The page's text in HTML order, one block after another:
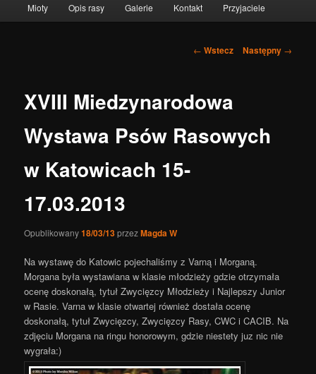
do
Mioty Opis rasy Galerie Kontakt Przyjaciele
Zobacz
← Wstecz Następny →
XVIII Miedzynarodowa
Wystawa Psów Rasowych
w Katowicach 15-
17.03.2013
Opublikowany18/03/13przezMagda W
Na wystawę do Katowic pojechaliśmy z Varną i Morganą.
Morgana była wystawiana w klasie młodzieży gdzie otrzymała
ocenę doskonałą, tytuł Zwycięzcy Młodzieży i Najlepszy Junior
w Rasie. Varna w klasie otwartej również dostała ocenę
doskonałą, tytuł Zwycięzcy, Zwycięzcy Rasy, CWC i CACIB. Na
zdjęciu Morgana na ringu honorowym, gdzie niestety juz nic nie
wygrała:)